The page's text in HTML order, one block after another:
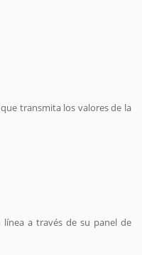
transmita los valores de la
a través de su panel de